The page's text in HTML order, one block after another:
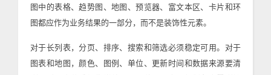
图中的表格、趋势图、地图、预览器、富文本区、卡片和环
图都应作为业务结果的一部分，而不是装饰性元素。
对于长列表，分页、排序、搜索和筛选必须稳定可用。对于
图表和地图，颜色、图例、单位、更新时间和数据来源要清